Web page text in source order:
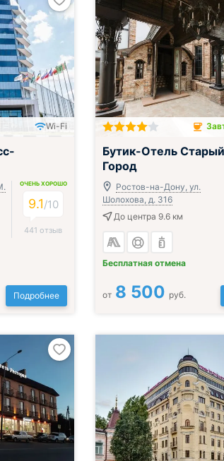
Wi-Fi
ОЧЕНЬ ХОРОШО
9.1/10
441 отзыв
Подробнее
Завтрак включён
Бутик-Отель Старый
Город
Ростов-на-Дону, ул.
Шолохова, д. 316
До центра 9.6 км
Бесплатная отмена
от 8 500 руб.